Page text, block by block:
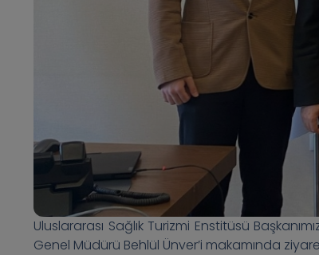
Uluslararası Sağlık Turizmi Enstitüsü
Genel Müdürü Behlül Ünver’i makamında